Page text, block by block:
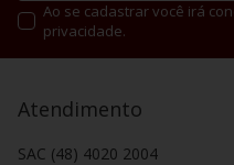
Ao se cadastrar você irá
privacidade.
Atendimento
SAC (48) 4020 2004